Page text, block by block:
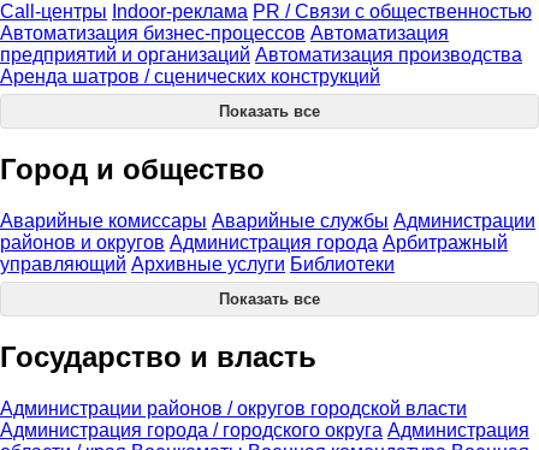
Call-центры Indoor-реклама PR / Связи с общественностью
Автоматизация бизнес-процессов Автоматизация
предприятий и организаций Автоматизация производства
Аренда шатров / сценических конструкций
Показать все
Город и общество
Аварийные комиссары Аварийные службы Администрации
районов и округов Администрация города Арбитражный
управляющий Архивные услуги Библиотеки
Показать все
Государство и власть
Администрации районов / округов городской власти
Администрация города / городского округа Администрация